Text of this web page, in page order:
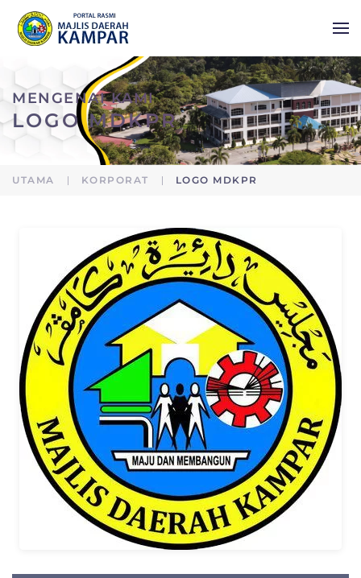
Skip to main content
MENGENAI KAMI
LOGO MDKPR
UTAMA KORPORAT LOGO MDKPR